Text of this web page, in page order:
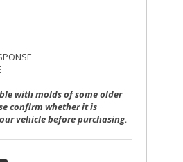
with molds of some older
confirm whether it is
vehicle before purchasing.